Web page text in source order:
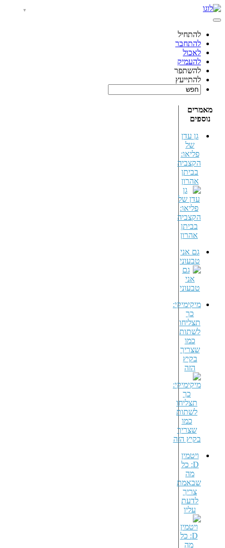
להתחיל
להתחבר
לאכול
להעמיק
להשתפר
להתייעץ
מאמרים
נוספים
גן עדן
של
פליאו:
הקצביה
בביתן
אהרון
גם אני
טבעוני
מיקימיקי:
כך
תצליחו
לשתות
כמו
שצריך
בקיץ
הזה
ויטמין
D: כל
מה
שבאמת
צריך
לדעת
עליו